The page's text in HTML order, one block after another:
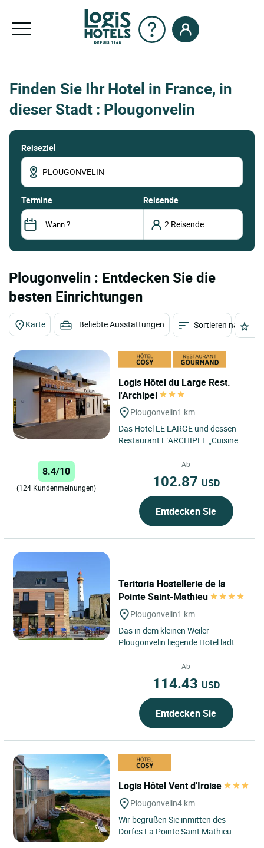
Finden Sie Ihr Hotel in France, in
dieser Stadt : Plougonvelin
Reiseziel
termine Reisende
Plougonvelin : Entdecken Sie die
besten Einrichtungen
Karte Beliebte Ausstattungen Sortieren nach
Logis Hôtel du Large Rest.
l'Archipel
Plougonvelin1 km
Das Hotel LE LARGE und dessen
Restaurant L’ARCHIPEL „Cuisine
(traditionelle Küche vom...
8.4/10
(124 Kundenmeinungen)
Ab
102.87 USD
Entdecken Sie
Teritoria Hostellerie de la
Pointe Saint-Mathieu
Plougonvelin1 km
Das in dem kleinen Weiler
Plougonvelin liegende Hotel lädt
Ausflüge in einer vollkommenen...
Ab
114.43 USD
Entdecken Sie
Logis Hôtel Vent d'Iroise
Plougonvelin4 km
Wir begrüßen Sie inmitten des
Dorfes La Pointe Saint Mathieu.